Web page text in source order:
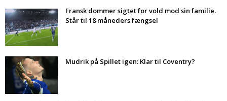
Fransk dommer sigtet for vold mod sin familie.
Står til 18 måneders fængsel
Mudrik på Spillet igen: Klar til Coventry?